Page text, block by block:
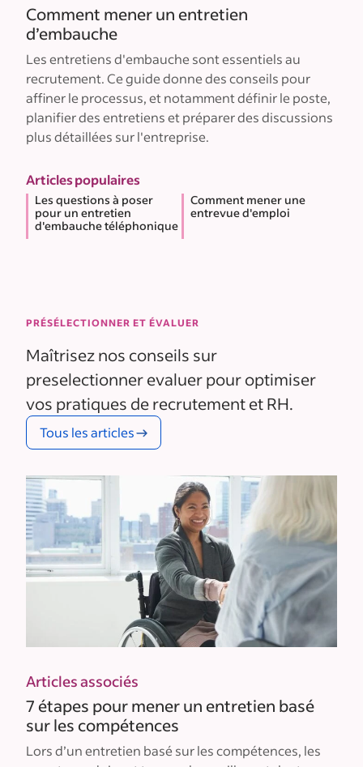
Comment mener un entretien
d’embauche
Les entretiens d'embauche sont essentiels au
recrutement. Ce guide donne des conseils pour
affiner le processus, et notamment définir le poste,
planifier des entretiens et préparer des discussions
plus détaillées sur l'entreprise.
Articles populaires
Les questions à poser
pour un entretien
d'embauche téléphonique
Comment mener une
entrevue d'emploi
PRÉSÉLECTIONNER ET ÉVALUER
Maîtrisez nos conseils sur
preselectionner evaluer pour optimiser
vos pratiques de recrutement et RH.
Tous les articles
Articles associés
7 étapes pour mener un entretien basé
sur les compétences
Lors d’un entretien basé sur les compétences, les